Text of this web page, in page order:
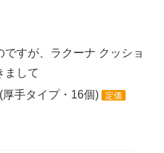
すが、ラクーナ クッショ
まして
厚手タイプ・16個) 定価